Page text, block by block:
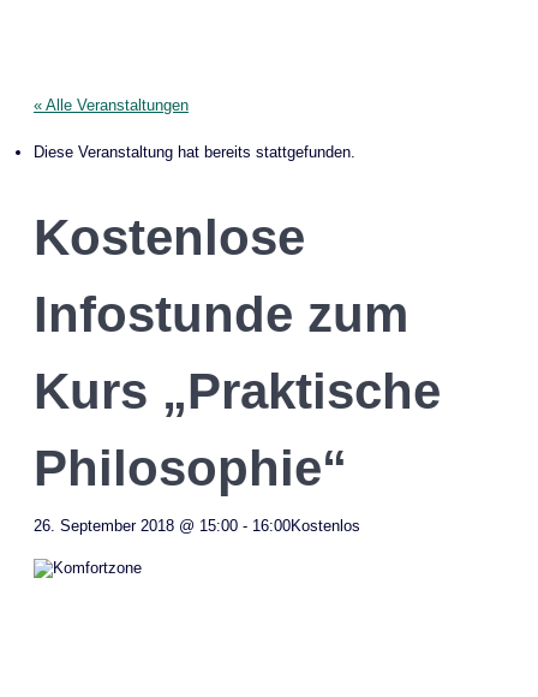
« Alle Veranstaltungen
Diese Veranstaltung hat bereits stattgefunden.
Kostenlose
Infostunde zum
Kurs „Praktische
Philosophie“
26. September 2018 @ 15:00 - 16:00Kostenlos